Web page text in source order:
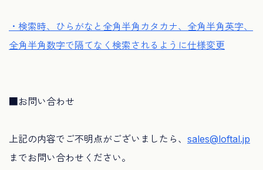
・検索時、ひらがなと全角半角カタカナ、全角半角英字、
全角半角数字で隔てなく検索されるように仕様変更
■お問い合わせ
上記の内容でご不明点がございましたら、 sales@loftal.jp
までお問い合わせください。